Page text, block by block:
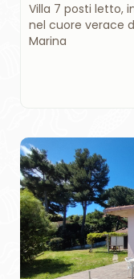
Villa 7 posti letto,
nel cuore verace
Marina